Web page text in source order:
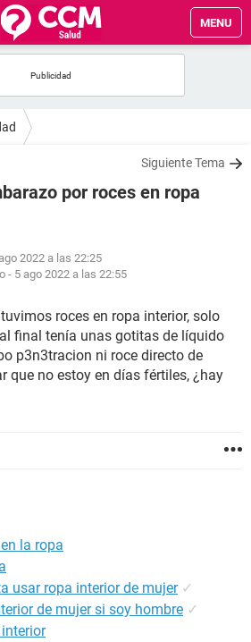
MENU
Siguiente Tema
por roces en ropa
2022 a las 22:25
- 5 ago 2022 a las 22:55
roces en ropa interior, solo
final tenía unas gotitas de líquido
p3n3tracion ni roce directo de
que no estoy en días fértiles, ¿hay
la ropa
usar ropa interior de mujer ✓
de mujer si soy hombre ✓